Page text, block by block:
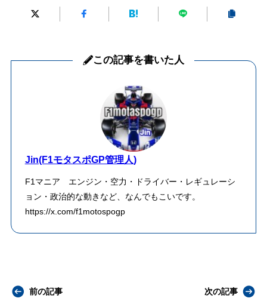
この記事を書いた人
Jin(F1モタスポGP管理人)
F1マニア エンジン・空力・ドライバー・レギュレーシ
ョン・政治的な動きなど、なんでもこいです。
https://x.com/f1motospogp
前の記事 次の記事